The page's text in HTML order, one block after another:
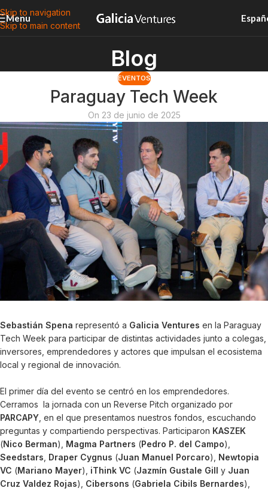
Skip to navigation
Skip to main content
Menu
Blog
EVENTOS
Paraguay Tech Week
On 23 de junio de 2025
Sebastián Spena representó a Galicia Ventures en la Paraguay
Tech Week para participar de distintas actividades junto a colegas,
inversores, emprendedores y actores que impulsan el ecosistema
local y regional de innovación.
El primer día del evento se centró en los emprendedores.
Cerramos la jornada con un Reverse Pitch organizado por
PARCAPY , en el que presentamos nuestros fondos, escuchando
preguntas y compartiendo perspectivas. Participaron KASZEK
(Nico Berman), Magma Partners (Pedro P. del Campo),
Seedstars Draper Cygnus (Juan Manuel Porcaro), Newtopia
VC (Mariano Mayer), iThink VC (Jazmín Gustale Gill y Juan
Cruz Valdez Rojas), Cibersons (Gabriela Cibils Bernardes),